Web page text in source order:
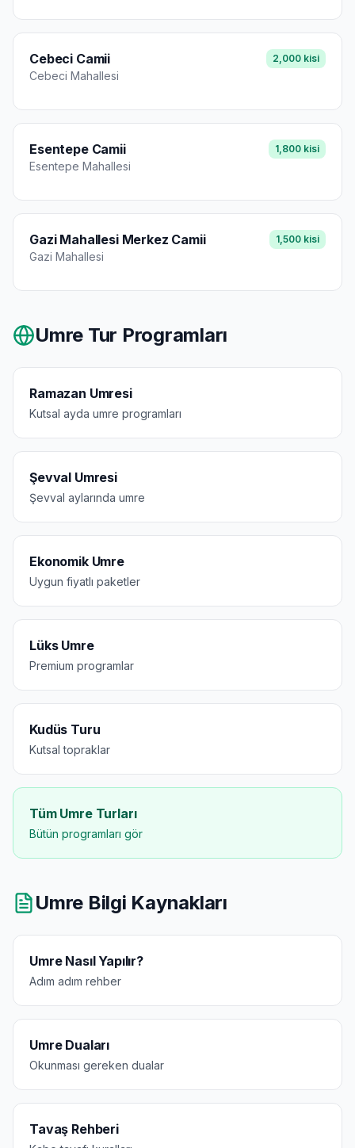
Cebeci Camii
Cebeci Mahallesi
2,000 kisi
Esentepe Camii
Esentepe Mahallesi
1,800 kisi
Gazi Mahallesi Merkez Camii
Gazi Mahallesi
1,500 kisi
Umre Tur Programları
Ramazan Umresi
Kutsal ayda umre programları
Şevval Umresi
Şevval aylarında umre
Ekonomik Umre
Uygun fiyatlı paketler
Lüks Umre
Premium programlar
Kudüs Turu
Kutsal topraklar
Tüm Umre Turları
Bütün programları gör
Umre Bilgi Kaynakları
Umre Nasıl Yapılır?
Adım adım rehber
Umre Duaları
Okunması gereken dualar
Tavaş Rehberi